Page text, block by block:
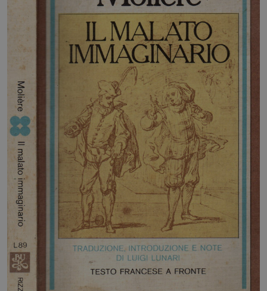
CONTATTI
BLOG
CHI SIAMO
NEWSLETTER